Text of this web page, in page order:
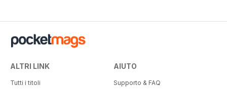
ALTRI LINK
Tutti i titoli
AIUTO
Supporto & FAQ